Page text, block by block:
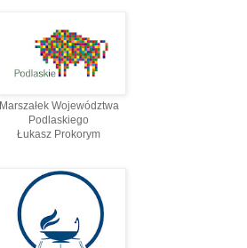
Marszałek Województwa
Podlaskiego
Łukasz Prokorym